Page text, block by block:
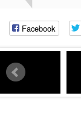
Facebook